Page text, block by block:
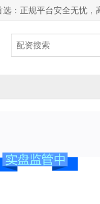
：正规平台安全无忧，